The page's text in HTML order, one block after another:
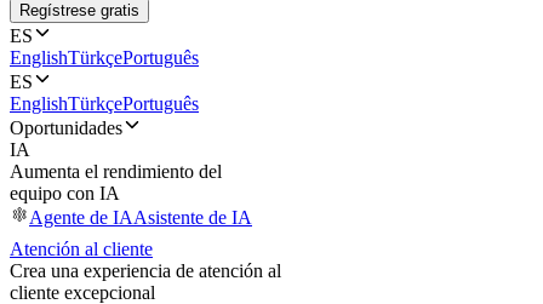
Regístrese gratis
ES
EnglishTürkçePortuguês
ES
EnglishTürkçePortuguês
Oportunidades
IA
Aumenta el rendimiento del
equipo con IA
Agente de IAAsistente de IA
Atención al cliente
Crea una experiencia de atención al
cliente excepcional